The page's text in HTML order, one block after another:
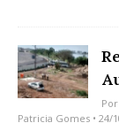
Por
Patricia Gomes • 24/